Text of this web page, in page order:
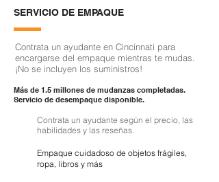
SERVICIO DE EMPAQUE
Contrata un ayudante en Cincinnati para
encargarse del empaque mientras te mudas.
¡No se incluyen los suministros!
Más de 1.5 millones de mudanzas completadas.
Servicio de desempaque disponible.
Contrata un ayudante según el precio, las
habilidades y las reseñas.
Empaque cuidadoso de objetos frágiles,
ropa, libros y más